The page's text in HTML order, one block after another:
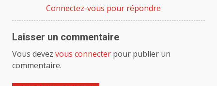
Connectez-vous pour répondre
Laisser un commentaire
Vous devez vous connecter pour publier un
commentaire.